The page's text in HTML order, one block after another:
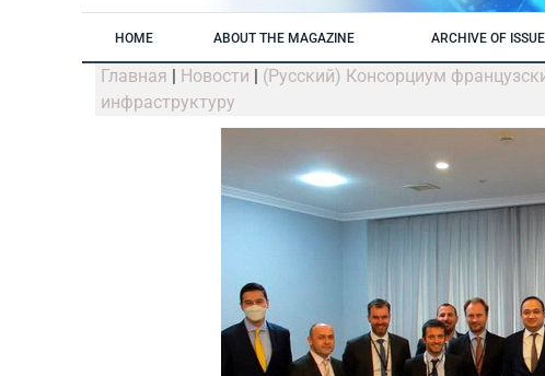
HOME ABOUT THE MAGAZINE ARCHIVE OF
Главная | Новости | (Русский) Консорциум
инфраструктуру